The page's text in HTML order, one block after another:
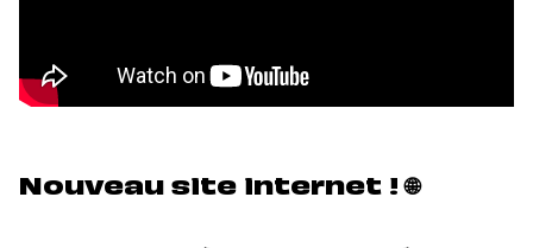
Nouveau site internet ! 🌐